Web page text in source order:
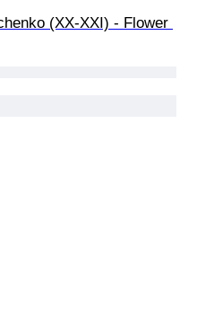
(XX-XXI) - Flower